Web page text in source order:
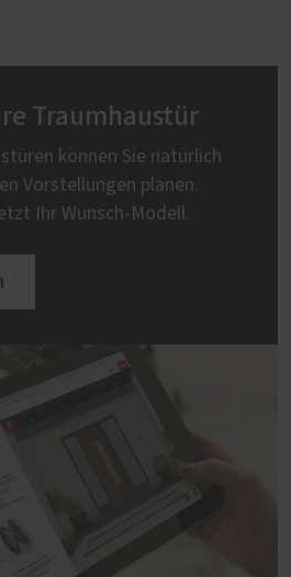
Traumhaustür
können Sie natürlich
Vorstellungen planen.
Ihr Wunsch-Modell.